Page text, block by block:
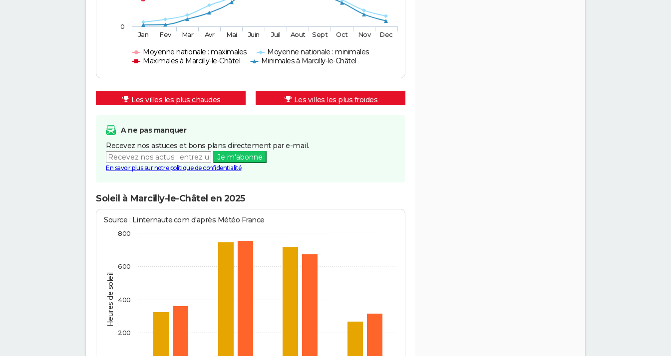
Moyenne nationale : maximales
Moyenne nationale : minimales
Maximales à Marcilly-le-Châtel
Minimales à Marcilly-le-Châtel
Jan Fev Mar Avr Mai Juin Juil Aout Sept Oct Nov Dec
0
Les villes les plus chaudes Les villes les plus froides
A ne pas manquer
Recevez nos astuces et bons plans directement par e-mail.
Je m'abonne
En savoir plus sur notre politique de confidentialité
Soleil à Marcilly-le-Châtel en 2025
Heures de soleil
Source : Linternaute.com d'après Météo France
200
400
600
800